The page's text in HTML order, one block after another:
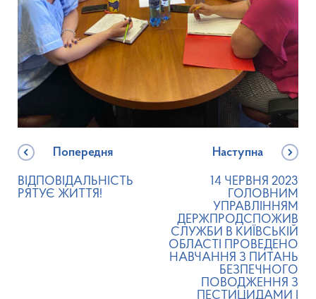
Попередня
ВІДПОВІДАЛЬНІСТЬ
РЯТУЄ ЖИТТЯ!
Наступна
14 ЧЕРВНЯ 2023
ГОЛОВНИМ
УПРАВЛІННЯМ
ДЕРЖПРОДСПОЖИВ
СЛУЖБИ В КИЇВСЬКІЙ
ОБЛАСТІ ПРОВЕДЕНО
НАВЧАННЯ З ПИТАНЬ
БЕЗПЕЧНОГО
ПОВОДЖЕННЯ З
ПЕСТИЦИДАМИ І